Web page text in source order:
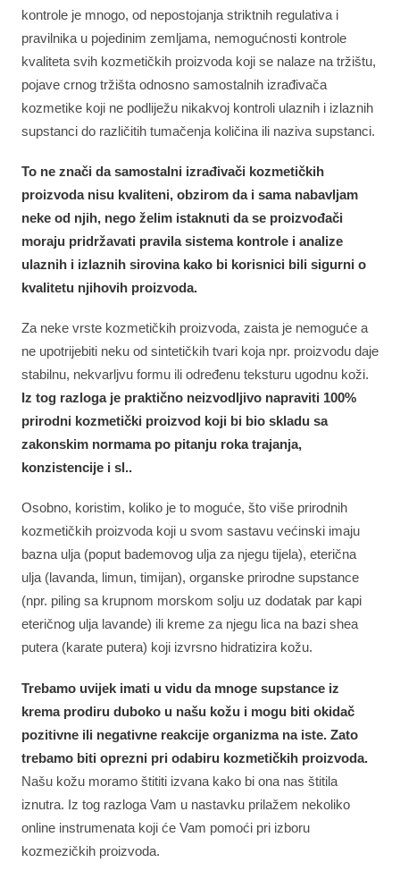
kontrole je mnogo, od nepostojanja striktnih regulativa i
pravilnika u pojedinim zemljama, nemogućnosti kontrole
kvaliteta svih kozmetičkih proizvoda koji se nalaze na tržištu,
pojave crnog tržišta odnosno samostalnih izrađivača
kozmetike koji ne podliježu nikakvoj kontroli ulaznih i izlaznih
supstanci do različitih tumačenja količina ili naziva supstanci.
To ne znači da samostalni izrađivači kozmetičkih
proizvoda nisu kvaliteni, obzirom da i sama nabavljam
neke od njih, nego želim istaknuti da se proizvođači
moraju pridržavati pravila sistema kontrole i analize
ulaznih i izlaznih sirovina kako bi korisnici bili sigurni o
kvalitetu njihovih proizvoda.
Za neke vrste kozmetičkih proizvoda, zaista je nemoguće a
ne upotrijebiti neku od sintetičkih tvari koja npr. proizvodu daje
stabilnu, nekvarljvu formu ili određenu teksturu ugodnu koži.
Iz tog razloga je praktično neizvodljivo napraviti 100%
prirodni kozmetički proizvod koji bi bio skladu sa
zakonskim normama po pitanju roka trajanja,
konzistencije i sl..
Osobno, koristim, koliko je to moguće, što više prirodnih
kozmetičkih proizvoda koji u svom sastavu većinski imaju
bazna ulja (poput bademovog ulja za njegu tijela), eterična
ulja (lavanda, limun, timijan), organske prirodne supstance
(npr. piling sa krupnom morskom solju uz dodatak par kapi
eteričnog ulja lavande) ili kreme za njegu lica na bazi shea
putera (karate putera) koji izvrsno hidratizira kožu.
Trebamo uvijek imati u vidu da mnoge supstance iz
krema prodiru duboko u našu kožu i mogu biti okidač
pozitivne ili negativne reakcije organizma na iste. Zato
trebamo biti oprezni pri odabiru kozmetičkih proizvoda.
Našu kožu moramo štititi izvana kako bi ona nas štitila
iznutra. Iz tog razloga Vam u nastavku prilažem nekoliko
online instrumenata koji će Vam pomoći pri izboru
kozmezičkih proizvoda.